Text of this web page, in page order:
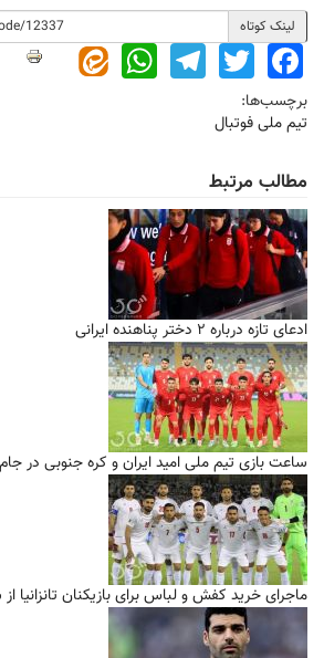
لینک کوتاه
Facebook
Twitter
Telegram
برچسب‌ها:
تیم ملی فوتبال
مطالب مرتبط
ادعای تازه درباره ۲ دختر پناهنده ایرانی
ساعت بازی تیم ملی امید ایران و کره جنوبی در
ماجرای خرید کفش و لباس برای بازیکنان تانزانیا